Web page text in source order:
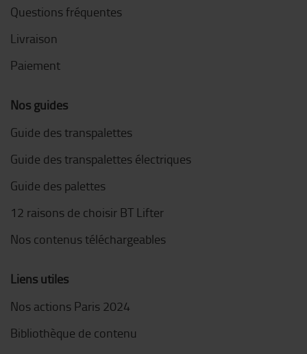
Questions fréquentes
Livraison
Paiement
Nos guides
Guide des transpalettes
Guide des transpalettes électriques
Guide des palettes
12 raisons de choisir BT Lifter
Nos contenus téléchargeables
Liens utiles
Nos actions Paris 2024
Bibliothèque de contenu